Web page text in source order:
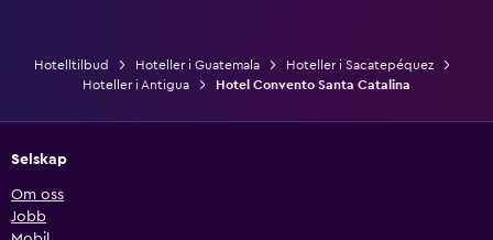
Hotelltilbud Hoteller i Guatemala
Hoteller i Sacatepéquez
Hoteller i Antigua
Hotel Convento Santa Catalina
Selskap
Om oss
Jobb